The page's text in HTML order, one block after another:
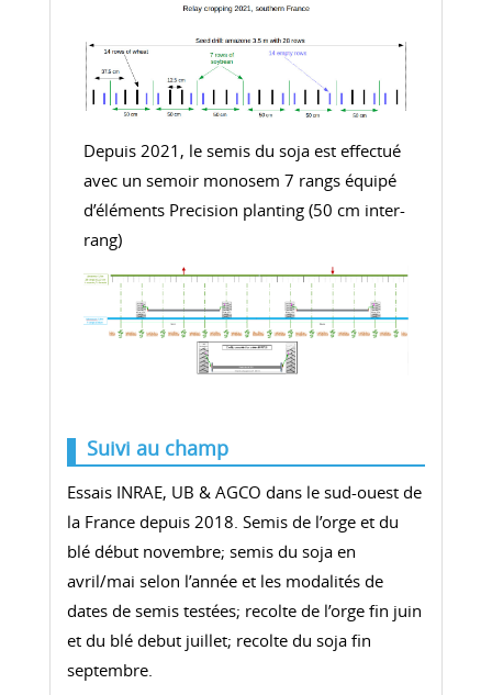
Depuis 2021, le semis du soja est effectué
avec un semoir monosem 7 rangs équipé
d’éléments Precision planting (50 cm inter-
rang)
Suivi au champ
Essais INRAE, UB & AGCO dans le sud-ouest de
la France depuis 2018. Semis de l’orge et du
blé début novembre; semis du soja en
avril/mai selon l’année et les modalités de
dates de semis testées; recolte de l’orge fin juin
et du blé debut juillet; recolte du soja fin
septembre.